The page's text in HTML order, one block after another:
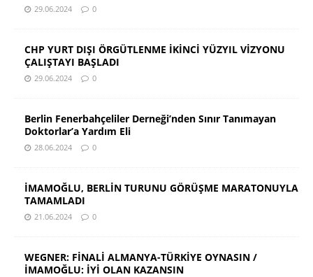
29.06.2024 0
CHP YURT DIŞI ÖRGÜTLENME İKİNCİ YÜZYIL VİZYONU
ÇALIŞTAYI BAŞLADI
29.06.2024 0
Berlin Fenerbahçeliler Derneği’nden Sınır Tanımayan
Doktorlar’a Yardım Eli
28.06.2024 0
İMAMOĞLU, BERLİN TURUNU GÖRÜŞME MARATONUYLA
TAMAMLADI
21.06.2024 0
WEGNER: FİNALİ ALMANYA-TÜRKİYE OYNASIN /
İMAMOĞLU: İYİ OLAN KAZANSIN